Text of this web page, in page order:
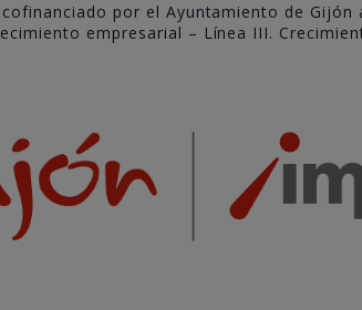
por el Ayuntamiento de
empresarial – Línea III.